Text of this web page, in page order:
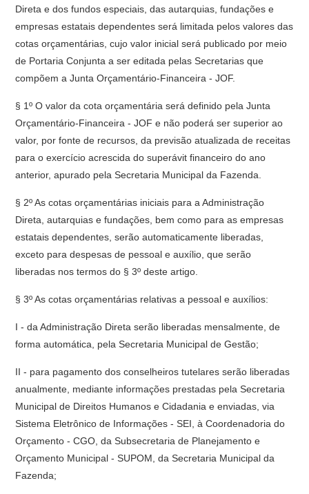
Direta e dos fundos especiais, das autarquias, fundações e
empresas estatais dependentes será limitada pelos valores das
cotas orçamentárias, cujo valor inicial será publicado por meio
de Portaria Conjunta a ser editada pelas Secretarias que
compõem a Junta Orçamentário-Financeira - JOF.
§ 1º O valor da cota orçamentária será definido pela Junta
Orçamentário-Financeira - JOF e não poderá ser superior ao
valor, por fonte de recursos, da previsão atualizada de receitas
para o exercício acrescida do superávit financeiro do ano
anterior, apurado pela Secretaria Municipal da Fazenda.
§ 2º As cotas orçamentárias iniciais para a Administração
Direta, autarquias e fundações, bem como para as empresas
estatais dependentes, serão automaticamente liberadas,
exceto para despesas de pessoal e auxílio, que serão
liberadas nos termos do § 3º deste artigo.
§ 3º As cotas orçamentárias relativas a pessoal e auxílios:
I - da Administração Direta serão liberadas mensalmente, de
forma automática, pela Secretaria Municipal de Gestão;
II - para pagamento dos conselheiros tutelares serão liberadas
anualmente, mediante informações prestadas pela Secretaria
Municipal de Direitos Humanos e Cidadania e enviadas, via
Sistema Eletrônico de Informações - SEI, à Coordenadoria do
Orçamento - CGO, da Subsecretaria de Planejamento e
Orçamento Municipal - SUPOM, da Secretaria Municipal da
Fazenda;